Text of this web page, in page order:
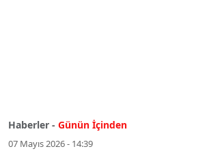
Haberler - Günün İçinden
07 Mayıs 2026 - 14:39